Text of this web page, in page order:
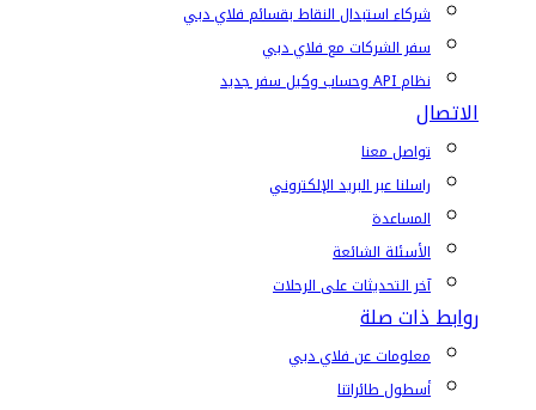
شركاء استبدال النقاط بقسائم فلاي دبي
سفر الشركات مع فلاي دبي
نظام API وحساب وكيل سفر جديد
الاتصال
تواصل معنا
راسلنا عبر البريد الإلكتروني
المساعدة
الأسئلة الشائعة
آخر التحديثات على الرحلات
روابط ذات صلة
معلومات عن فلاي دبي
أسطول طائراتنا